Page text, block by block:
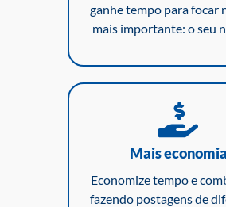
ganhe tempo para focar
mais importante: o seu
Mais economia
Economize tempo e
fazendo postagens de